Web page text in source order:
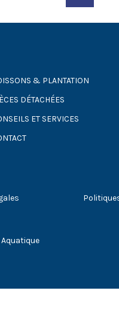
& PLANTATION
DÉTACHÉES
ET SERVICES